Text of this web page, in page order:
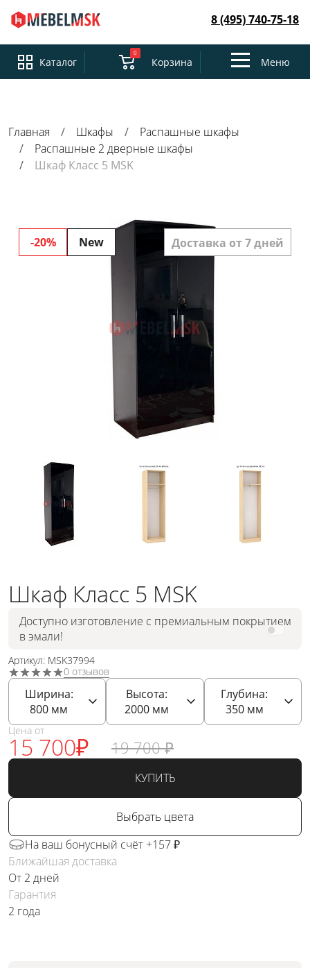
8 (495) 740-75-18
Каталог
0
Корзина
ToggleМеню
Главная Шкафы
Распашные шкафы
Распашные 2 дверные шкафы
Шкаф Класс 5 MSK
-20% New Доставка от 7 дней
Шкаф Класс 5 MSK
Доступно изготовление с премиальным покрытием
в эмали!
Артикул: MSK37994
0 отзывов
Ширина:
800 мм
Высота:
2000мм
Глубина:
350мм
Цена от
15 700₽ 19 700 ₽
КУПИТЬ
Выбрать цвета
На ваш бонусный счёт +157 ₽
Ближайшая доставка
От 2 дней
Гарантия
2 года